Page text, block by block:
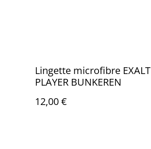
Lingette microfibre EXALT
PLAYER BUNKEREN
12,00 €